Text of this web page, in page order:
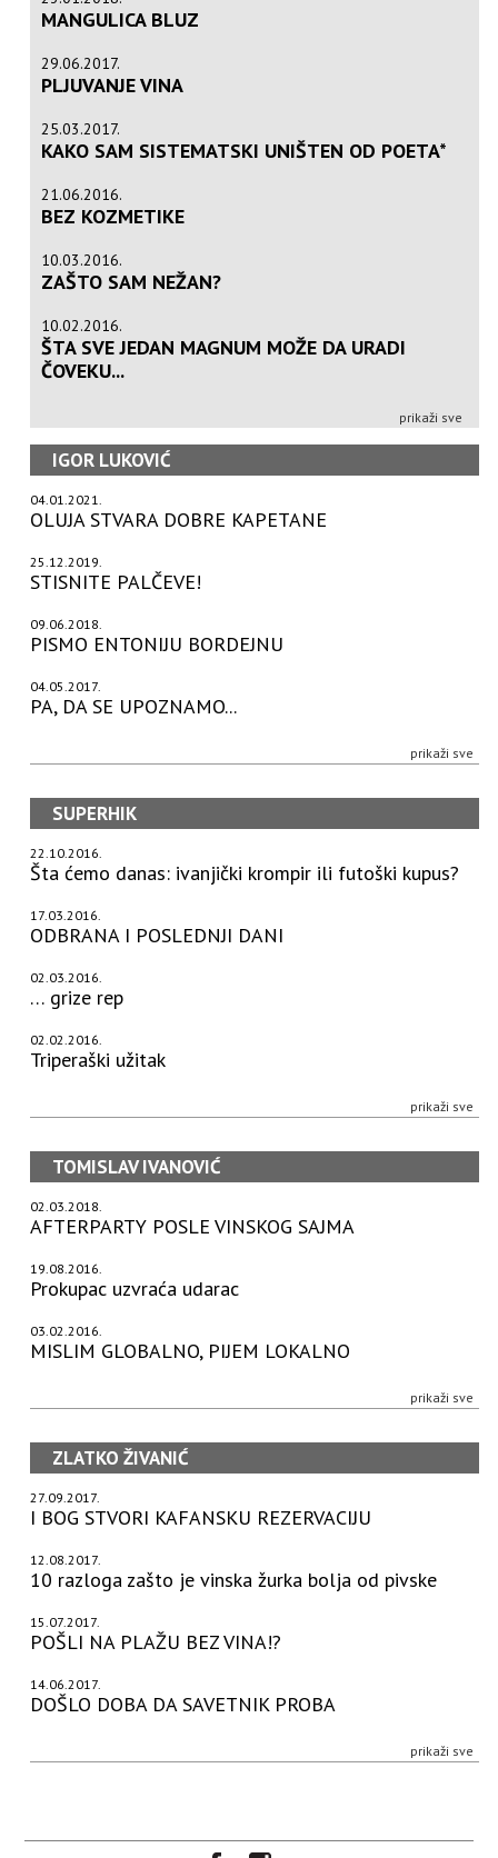
MANGULICA BLUZ
29.06.2017.
PLJUVANJE VINA
25.03.2017.
KAKO SAM SISTEMATSKI UNIŠTEN OD POETA*
21.06.2016.
BEZ KOZMETIKE
10.03.2016.
ZAŠTO SAM NEŽAN?
10.02.2016.
ŠTA SVE JEDAN MAGNUM MOŽE DA URADI
ČOVEKU...
prikaži sve
IGOR LUKOVIĆ
04.01.2021.
OLUJA STVARA DOBRE KAPETANE
25.12.2019.
STISNITE PALČEVE!
09.06.2018.
PISMO ENTONIJU BORDEJNU
04.05.2017.
PA, DA SE UPOZNAMO...
prikaži sve
SUPERHIK
22.10.2016.
Šta ćemo danas: ivanjički krompir ili futoški kupus?
17.03.2016.
ODBRANA I POSLEDNJI DANI
02.03.2016.
… grize rep
02.02.2016.
Triperaški užitak
prikaži sve
TOMISLAV IVANOVIĆ
02.03.2018.
AFTERPARTY POSLE VINSKOG SAJMA
19.08.2016.
Prokupac uzvraća udarac
03.02.2016.
MISLIM GLOBALNO, PIJEM LOKALNO
prikaži sve
ZLATKO ŽIVANIĆ
27.09.2017.
I BOG STVORI KAFANSKU REZERVACIJU
12.08.2017.
10 razloga zašto je vinska žurka bolja od pivske
15.07.2017.
POŠLI NA PLAŽU BEZ VINA!?
14.06.2017.
DOŠLO DOBA DA SAVETNIK PROBA
prikaži sve